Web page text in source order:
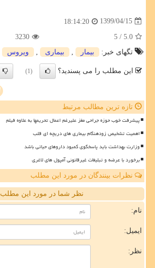
1399/04/15
18:14:20
5.0
/ 5
3230
تگهای خبر:
بیمار بیماری ویروس
این مطلب را می پسندید؟ (1)
تازه ترین مطالب مرتبط
پیشرفت خوب حوزه جراحی مغز علیرغم اعمال تحریمها به علاوه فیلم
اهمیت تشخیص زودهنگام بیماری های دریچه ای قلب
وزارت بهداشت باید پاسخگوی کمبود داروهای حیاتی باشد
برخورد با عرضه و تبلیغات غیرقانونی آمپول های لاغری
نظرات بینندگان در مورد این مطلب
نظر شما در مورد این مطلب
نام:
ایمیل:
نظر: